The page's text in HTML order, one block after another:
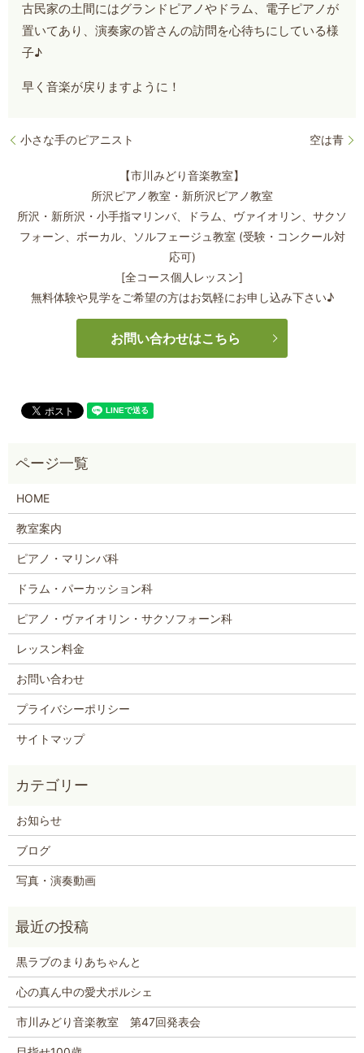
古民家の土間にはグランドピアノやドラム、電子ピアノが
置いてあり、演奏家の皆さんの訪問を心待ちにしている様
子♪
早く音楽が戻りますように！
小さな手のピアニスト 空は青
【市川みどり音楽教室】
所沢ピアノ教室・新所沢ピアノ教室
所沢・新所沢・小手指マリンバ、ドラム、ヴァイオリン、サクソ
フォーン、 ボーカル、ソルフェージュ教室 (受験・コンクール対
応可)
[全コース個人レッスン]
無料体験や見学をご希望の方はお気軽にお申し込み下さい♪
お問い合わせはこちら
HOME
教室案内
ピアノ・マリンバ科
ドラム・パーカッション科
ピアノ・ヴァイオリン・サクソフォーン科
レッスン料金
お問い合わせ
プライバシーポリシー
サイトマップ
お知らせ
ブログ
写真・演奏動画
黒ラブのまりあちゃんと
心の真ん中の愛犬ポルシェ
市川みどり音楽教室 第47回発表会